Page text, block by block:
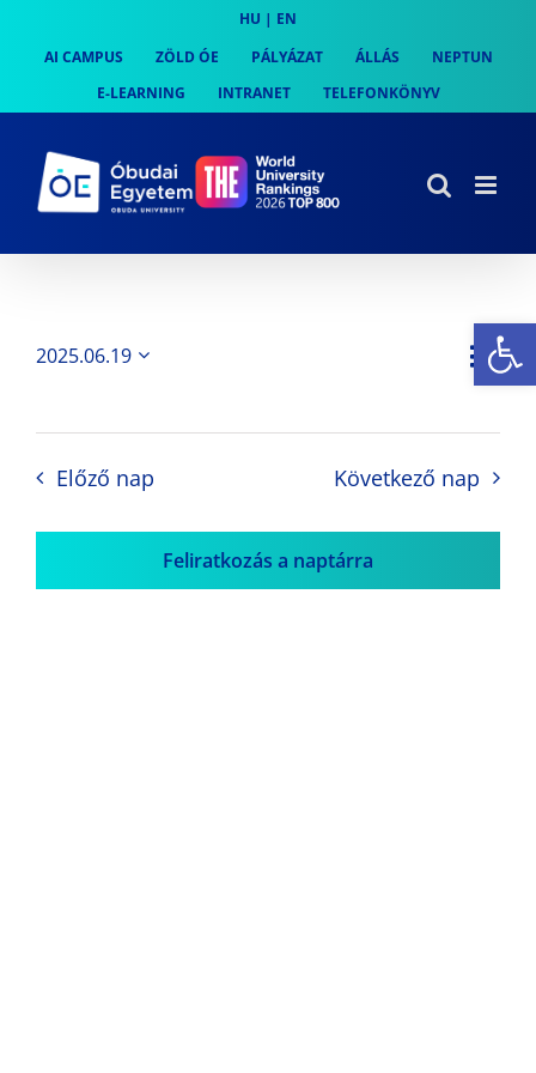
content
HU | EN
AI CAMPUS
ZÖLD ÓE PÁLYÁZAT ÁLLÁS
NEPTUN
E-LEARNING
INTRANET TELEFONKÖNYV
Nap
2025.06.19
Előző nap Következő nap
Feliratkozás a naptárra